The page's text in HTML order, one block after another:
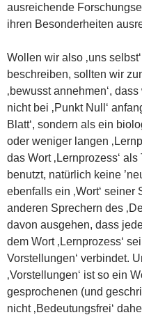
ausreichende
ihren Besonderheiten
Wollen wir also ‚uns
beschreiben, sollten wir
‚bewusst annehmen‘,
nicht bei ‚Punkt Null‘
Blatt‘, sondern als ein
oder weniger langen
das Wort ‚Lernprozess‘
benutzt, natürlich keine
ebenfalls ein ‚Wort‘
anderen Sprechern des
davon ausgehen, dass
dem Wort ‚Lernprozess‘
Vorstellungen‘ verbindet.
‚Vorstellungen‘ ist so ein
gesprochenen (und
nicht ‚Bedeutungsfrei‘